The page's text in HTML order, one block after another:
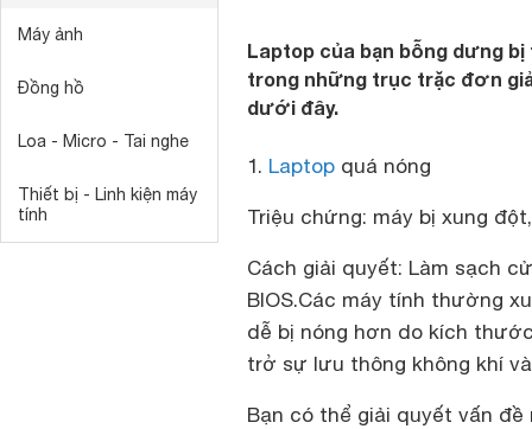
Máy ảnh
Đồng hồ
Loa - Micro - Tai nghe
Thiết bị - Linh kiện máy
tính
Laptop của bạn bỗng dưng bị
trong những trục trặc đơn
dưới đây.
1. Laptop quá nóng
Triệu chứng: máy bị xung
Cách giải quyết: Làm sạch
BIOS.Các máy tính thường
dễ bị nóng hơn do kích
trở sự lưu thông không khí
Bạn có thể giải quyết vấn